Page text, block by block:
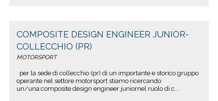
COMPOSITE DESIGN ENGINEER JUNIOR-
COLLECCHIO (PR)
MOTORSPORT
per la sede di collecchio (pr) di un importante e storico gruppo
operante nel settore motorsport stiamo ricercando
un/una:composite design engineer juniornel ruolo di c...